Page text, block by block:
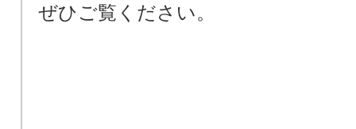
ぜひご覧ください。